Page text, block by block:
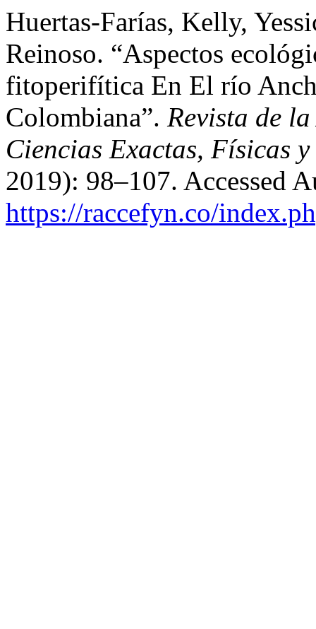
Huertas-Farías, Kelly,
Reinoso. “Aspectos
fitoperifítica En El río
Colombiana”. Revista de
Ciencias Exactas, Físicas
2019): 98–107. Accessed
https://raccefyn.co/